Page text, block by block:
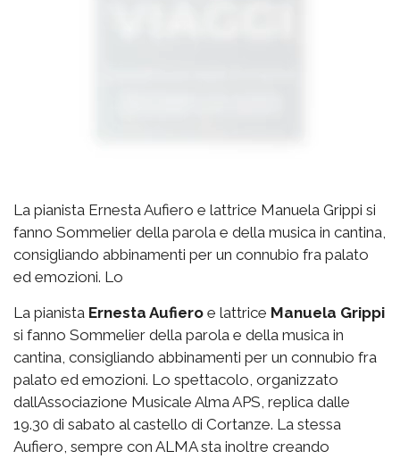
La pianista Ernesta Aufiero e lattrice Manuela Grippi si
fanno Sommelier della parola e della musica in cantina,
consigliando abbinamenti per un connubio fra palato
ed emozioni. Lo
La pianista Ernesta Aufiero e lattrice Manuela Grippi
si fanno Sommelier della parola e della musica in
cantina, consigliando abbinamenti per un connubio fra
palato ed emozioni. Lo spettacolo, organizzato
dallAssociazione Musicale Alma APS, replica dalle
19.30 di sabato al castello di Cortanze. La stessa
Aufiero, sempre con ALMA sta inoltre creando